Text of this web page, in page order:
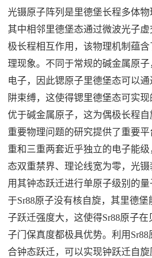
光镊原子阵列是里德堡长程多体物
其中相邻里德堡态通过微波光子
极长程相互作用，该物理机制蕴
理现象。不同于常规的碱金属原
电子，因此锶原子里德堡态可以
阱束缚，这使得锶里德堡态可实
优于碱金属原子，这为偶极长程
重要物理问题的研究提供了重要
重和三重两套近乎独立的电子能级
态双重禁界、理论线宽为零，光
用其钟态跃迁进行单原子级别的
于Sr88原子没有核自旋，其里德
子跃迁强度大，这使得Sr88原子
子门保真度都极具优势。利用
合钟态跃迁，可以实现钟跃迁自